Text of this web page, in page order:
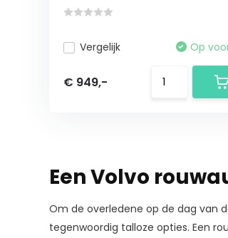
Vergelijk Op
€ 949,-
Een Volvo
Om de overledene op de dag van
tegenwoordig talloze opties. Een